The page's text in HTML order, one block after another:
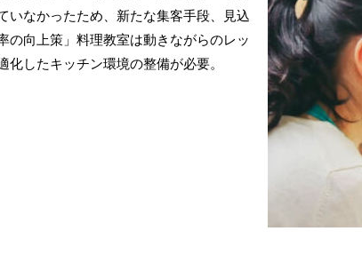
いなかったため、新たな集客手段、見込
向上策」料理教室は動きながらのレッ
したキッチン環境の整備が必要。